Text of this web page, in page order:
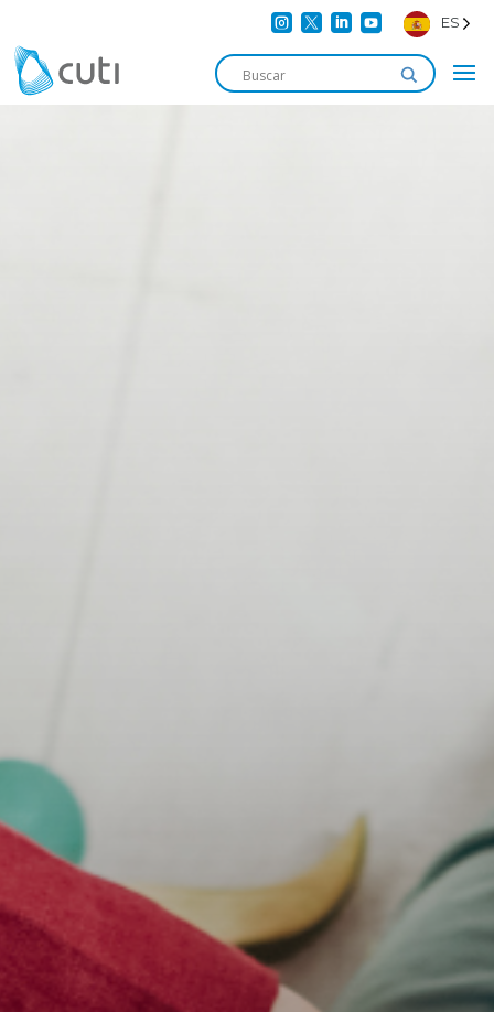
    ES